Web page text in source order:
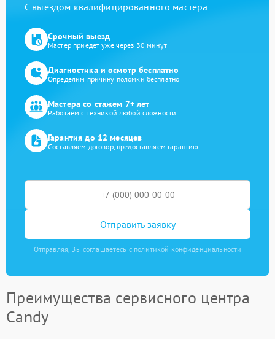
С выездом квалифицированного мастера
Срочный выезд
Мастер приедет уже через 30 минут
Диагностика и осмотр бесплатно
Определим причину поломки бесплатно
Мастера со стажем 7+ лет
Работаем с техникой любой сложности
Гарантия до 12 месяцев
Составляем договор, предоставляем гарантию
Отправить заявку
Отправляя, Вы соглашаетесь с политикой конфиденциальности
Преимущества сервисного центра
Candy